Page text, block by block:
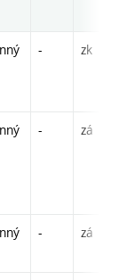
- zk
- zá
- zá